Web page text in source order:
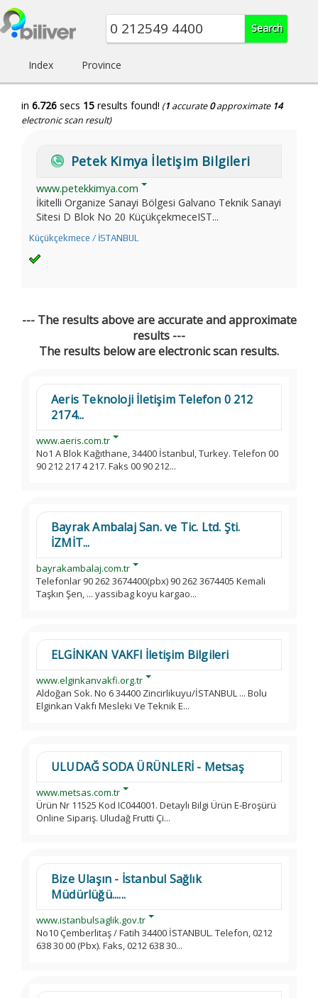
Index Province
in 6.726 secs 15 results found! (1 accurate0approximate 14
electronic scan result)
Petek Kimya İletişim Bilgileri
www.petekkimya.com
İkitelli Organize Sanayi Bölgesi Galvano Teknik Sanayi
Sitesi D Blok No 20 KüçükçekmeceIST...
Küçükçekmece / İSTANBUL
--- The results above are accurate and approximate
results ---
The results below are electronic scan results.
Aeris Teknoloji İletişim Telefon 0 212
2174...
www.aeris.com.tr
No1 A Blok Kağıthane, 34400 İstanbul, Turkey. Telefon 00
90 212 217 4 217. Faks 00 90 212...
Bayrak Ambalaj San. ve Tic. Ltd. Şti.
İZMİT...
bayrakambalaj.com.tr
Telefonlar 90 262 3674400(pbx) 90 262 3674405 Kemali
Taşkın Şen, ... yassibag koyu kargao...
ELGİNKAN VAKFI İletişim Bilgileri
www.elginkanvakfi.org.tr
Aldoğan Sok. No 6 34400 Zincirlikuyu/İSTANBUL ... Bolu
Elginkan Vakfı Mesleki Ve Teknik E...
ULUDAĞ SODA ÜRÜNLERİ - Metsaş
www.metsas.com.tr
Ürün Nr 11525 Kod IC044001. Detaylı Bilgi Ürün E-Broşürü
Online Sipariş. Uludağ Frutti Çi...
Bize Ulaşın - İstanbul Sağlık
Müdürlüğü......
www.istanbulsaglik.gov.tr
No10 Çemberlitaş / Fatih 34400 İSTANBUL. Telefon, 0212
638 30 00 (Pbx). Faks, 0212 638 30...